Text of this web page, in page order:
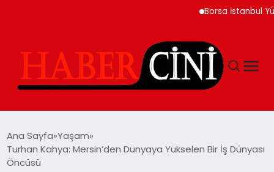
Borsa İstanbul
YAŞAM
Ana Sayfa Yaşam
Turhan Kahya: Mersin’den Dünyaya Yükselen Bir İş Dünyası
Öncüsü